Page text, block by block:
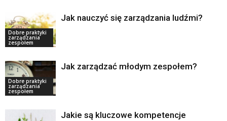
Dobre praktyki
zarządzania
zespołem
Jak nauczyć się zarządzania ludźmi?
Dobre praktyki
zarządzania
zespołem
Jak zarządzać młodym zespołem?
Jakie są kluczowe kompetencje